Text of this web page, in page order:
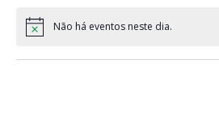
NoticeNão há eventos neste dia.